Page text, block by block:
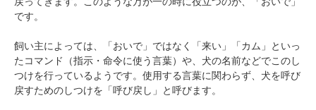
です。
飼い主によっては、「おいで」ではなく「来い」「カム」といっ
たコマンド（指示・命令に使う言葉）や、犬の名前などでこのし
つけを行っているようです。使用する言葉に関わらず、犬を呼び
戻すためのしつけを「呼び戻し」と呼びます。